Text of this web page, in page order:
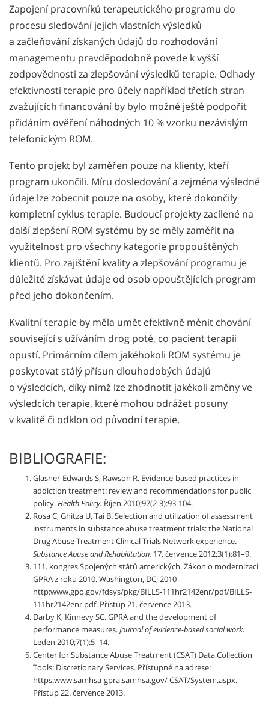
Zapojení pracovníků terapeutického programu do
procesu sledování jejich vlastních výsledků
a začleňování získaných údajů do rozhodování
managementu pravděpodobně povede k vyšší
zodpovědnosti za zlepšování výsledků terapie. Odhady
efektivnosti terapie pro účely například třetích stran
zvažujících financování by bylo možné ještě podpořit
přidáním ověření náhodných 10 % vzorku nezávislým
telefonickým ROM.
Tento projekt byl zaměřen pouze na klienty, kteří
program ukončili. Míru dosledování a zejména výsledné
údaje lze zobecnit pouze na osoby, které dokončily
kompletní cyklus terapie. Budoucí projekty zacílené na
další zlepšení ROM systému by se měly zaměřit na
využitelnost pro všechny kategorie propouštěných
klientů. Pro zajištění kvality a zlepšování programu je
důležité získávat údaje od osob opouštějících program
před jeho dokončením.
Kvalitní terapie by měla umět efektivně měnit chování
související s užíváním drog poté, co pacient terapii
opustí. Primárním cílem jakéhokoli ROM systému je
poskytovat stálý přísun dlouhodobých údajů
o výsledcích, díky nimž lze zhodnotit jakékoli změny ve
výsledcích terapie, které mohou odrážet posuny
v kvalitě či odklon od původní terapie.
BIBLIOGRAFIE:
Glasner-Edwards S, Rawson R. Evidence-based practices in
addiction treatment: review and recommendations for public
policy.Health Policy. Říjen 2010;97(2-3):93-104.
Rosa C, Ghitza U, Tai B. Selection and utilization of assessment
instruments in substance abuse treatment trials: the National
Drug Abuse Treatment Clinical Trials Network experience.
Substance Abuse and Rehabilitation. 17. července 2012;3(1):81–9.
111. kongres Spojených států amerických. Zákon o modernizaci
GPRA z roku 2010. Washington, DC; 2010
http:www.gpo.gov/fdsys/pkg/BILLS-111hr2142enr/pdf/BILLS-
111hr2142enr.pdf. Přístup 21. července 2013.
Darby K, Kinnevy SC. GPRA and the development of
performance measures.Journal of evidence-based social work.
Leden 2010;7(1):5–14.
Center for Substance Abuse Treatment (CSAT) Data Collection
Tools: Discretionary Services. Přístupné na adrese:
https:www.samhsa-gpra.samhsa.gov/ CSAT/System.aspx.
Přístup 22. července 2013.